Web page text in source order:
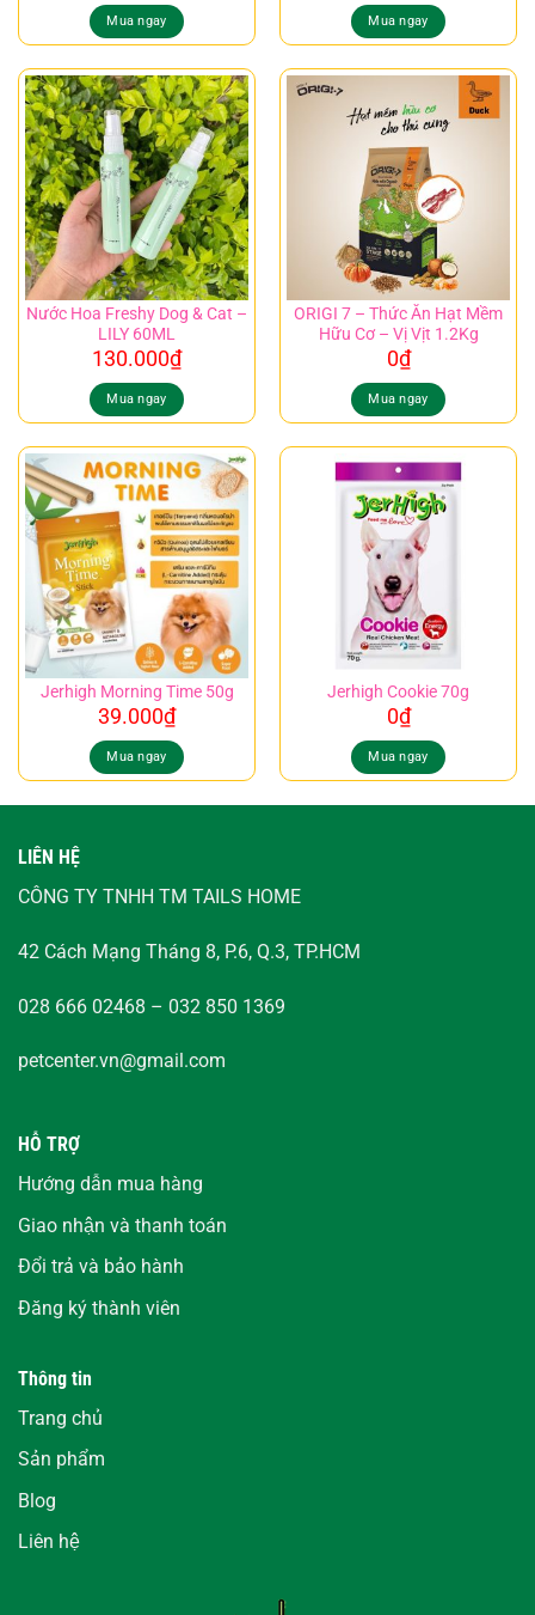
Mua ngay Mua ngay
Nước Hoa Freshy Dog & Cat –
LILY 60ML
130.000₫
Mua ngay
ORIGI 7 – Thức Ăn Hạt Mềm
Hữu Cơ – Vị Vịt 1.2Kg
0₫
Mua ngay
Jerhigh Morning Time 50g
39.000₫
Mua ngay
Jerhigh Cookie 70g
0₫
Mua ngay
LIÊN HỆ
CÔNG TY TNHH TM TAILS HOME
42 Cách Mạng Tháng 8, P.6, Q.3, TP.HCM
028 666 02468 – 032 850 1369
petcenter.vn@gmail.com
HỖ TRỢ
Hướng dẫn mua hàng
Giao nhận và thanh toán
Đổi trả và bảo hành
Đăng ký thành viên
Thông tin
Trang chủ
Sản phẩm
Blog
Liên hệ